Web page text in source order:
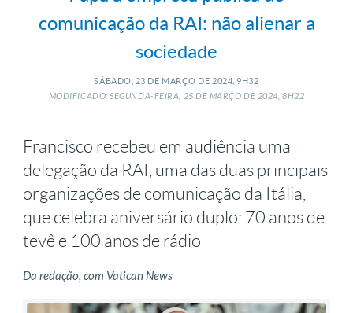
comunicação da RAI: não alienar a
sociedade
SÁBADO, 23 DE MARÇO DE 2024, 9H32
MODIFICADO: SEGUNDA-FEIRA, 25 DE MARÇO DE 2024, 8H22
Francisco recebeu em audiência uma
delegação da RAI, uma das duas principais
organizações de comunicação da Itália,
que celebra aniversário duplo: 70 anos de
tevê e 100 anos de rádio
Da redação, com Vatican News